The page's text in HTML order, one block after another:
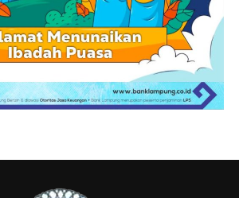
efisiensi organisasi
(merger) OPD yang belanja
lebih besar dibandingkan anggaran
DPRD meminta dilakukan evaluasi
perangkat daerah maupun kepala
berulang kali tidak hadir dalam
kolaborasi dan komitmen bersama,